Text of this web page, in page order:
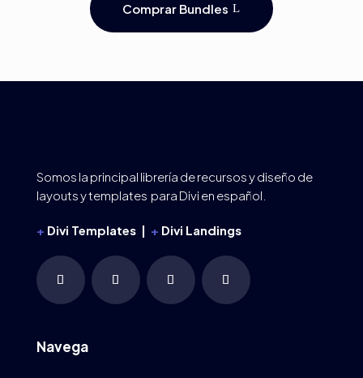
Comprar Bundles
Somos la principal librería de recursos y diseño de
layouts y templates para Divi en español.
+ Divi Templates | + Divi Landings
Navega